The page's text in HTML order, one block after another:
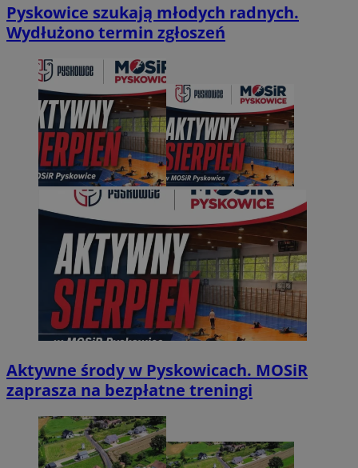
Pyskowice szukają młodych radnych.
Wydłużono termin zgłoszeń
Aktywne środy w Pyskowicach. MOSiR
zaprasza na bezpłatne treningi